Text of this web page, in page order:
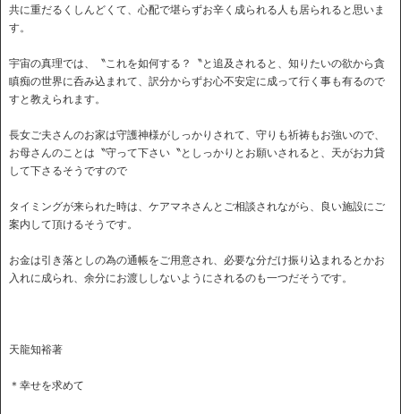
共に重だるくしんどくて、心配で堪らずお辛く成られる人も居られると思いま
す。
宇宙の真理では、〝これを如何する？〝と追及されると、知りたいの欲から貪
瞋痴の世界に呑み込まれて、訳分からずお心不安定に成って行く事も有るので
すと教えられます。
長女ご夫さんのお家は守護神様がしっかりされて、守りも祈祷もお強いので、
お母さんのことは〝守って下さい〝としっかりとお願いされると、天がお力貸
して下さるそうですので
タイミングが来られた時は、ケアマネさんとご相談されながら、良い施設にご
案内して頂けるそうです。
お金は引き落としの為の通帳をご用意され、必要な分だけ振り込まれるとかお
入れに成られ、余分にお渡ししないようにされるのも一つだそうです。
天龍知裕著
＊幸せを求めて